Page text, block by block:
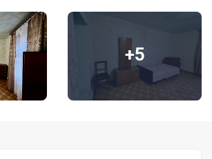
+5